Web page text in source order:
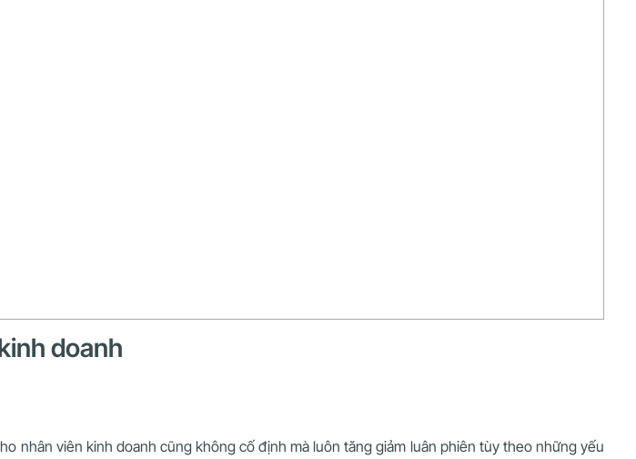
doanh
nhân viên kinh doanh cũng không cố định mà luôn tăng giảm luân phiên tùy theo những yếu